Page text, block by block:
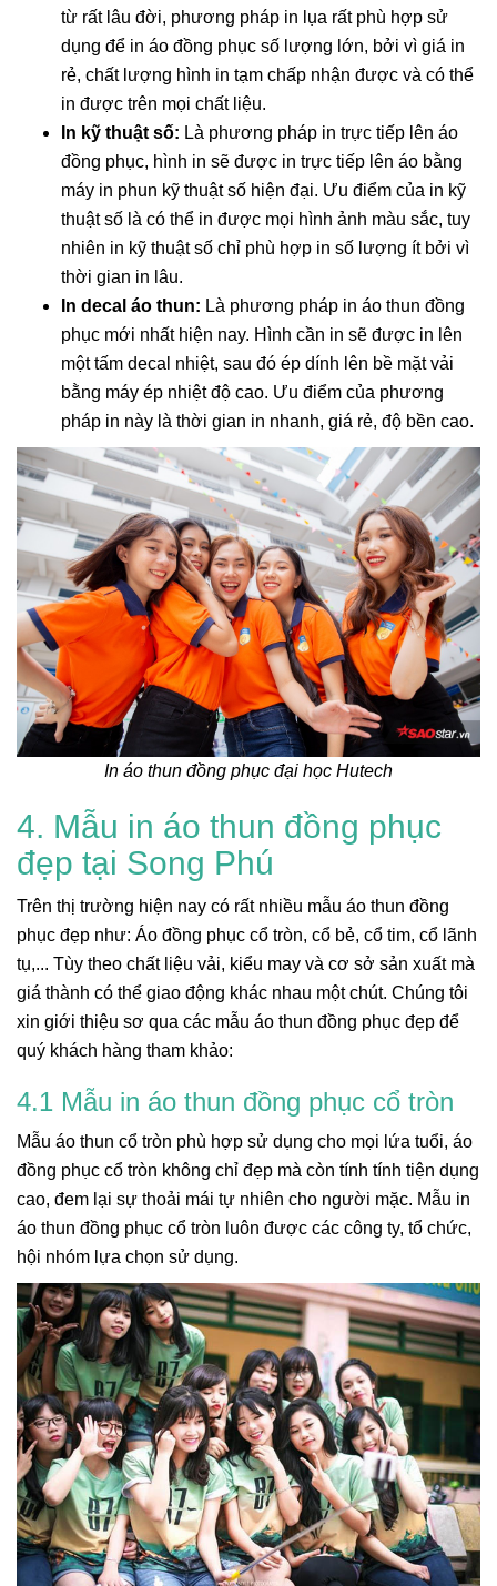
từ rất lâu đời, phương pháp in lụa rất phù hợp sử
dụng để in áo đồng phục số lượng lớn, bởi vì giá in
rẻ, chất lượng hình in tạm chấp nhận được và có thể
in được trên mọi chất liệu.
In kỹ thuật số: Là phương pháp in trực tiếp lên áo
đồng phục, hình in sẽ được in trực tiếp lên áo bằng
máy in phun kỹ thuật số hiện đại. Ưu điểm của in kỹ
thuật số là có thể in được mọi hình ảnh màu sắc, tuy
nhiên in kỹ thuật số chỉ phù hợp in số lượng ít bởi vì
thời gian in lâu.
In decal áo thun: Là phương pháp in áo thun đồng
phục mới nhất hiện nay. Hình cần in sẽ được in lên
một tấm decal nhiệt, sau đó ép dính lên bề mặt vải
bằng máy ép nhiệt độ cao. Ưu điểm của phương
pháp in này là thời gian in nhanh, giá rẻ, độ bền cao.
In áo thun đồng phục đại học Hutech
4. Mẫu in áo thun đồng phục
đẹp tại Song Phú
Trên thị trường hiện nay có rất nhiều mẫu áo thun đồng
phục đẹp như: Áo đồng phục cổ tròn, cổ bẻ, cổ tim, cổ lãnh
tụ,... Tùy theo chất liệu vải, kiểu may và cơ sở sản xuất mà
giá thành có thể giao động khác nhau một chút. Chúng tôi
xin giới thiệu sơ qua các mẫu áo thun đồng phục đẹp để
quý khách hàng tham khảo:
4.1 Mẫu in áo thun đồng phục cổ tròn
Mẫu áo thun cổ tròn phù hợp sử dụng cho mọi lứa tuổi, áo
đồng phục cổ tròn không chỉ đẹp mà còn tính tính tiện dụng
cao, đem lại sự thoải mái tự nhiên cho người mặc. Mẫu in
áo thun đồng phục cổ tròn luôn được các công ty, tổ chức,
hội nhóm lựa chọn sử dụng.